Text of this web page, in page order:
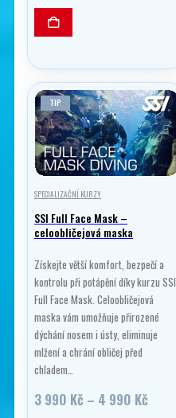
TIP
SPECIALIZAČNÍ KURZY
SSI Full Face Mask –
celoobličejová maska
Získejte větší komfort, bezpečí a
kontrolu při potápění díky kurzu SSI
Full Face Mask. Celoobličejová
maska vám umožňuje přirozené
dýchání nosem i ústy, eliminuje
mlžení a chrání obličej před
chladem…
3 990 Kč – 4 990 Kč